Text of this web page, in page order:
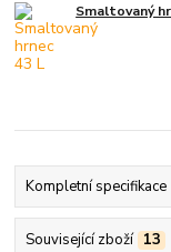
Smaltovaný
Kompletní specifikace
Související zboží 13